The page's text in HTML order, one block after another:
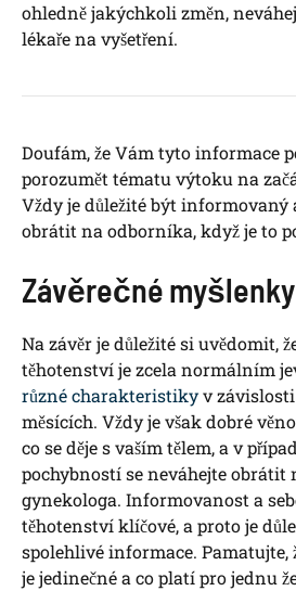
ohledně jakýchkoli změn,
lékaře na vyšetření.
Doufám, že Vám tyto informace
porozumět tématu výtoku na
Vždy je důležité být informovaný
obrátit na odborníka, když je to
Závěrečné myšlenky
Na závěr je důležité si uvědomit,
těhotenství je zcela normálním
různé charakteristikyv
měsících. Vždy je však dobré
co se děje s vaším tělem, a v
pochybností se neváhejte obrátit
gynekologa. Informovanost a
těhotenství klíčové, a proto je
spolehlivé informace. Pamatujte,
je jedinečné a co platí pro jednu